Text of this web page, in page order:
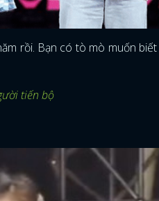
rồi. Bạn có tò mò muốn
tiến bộ